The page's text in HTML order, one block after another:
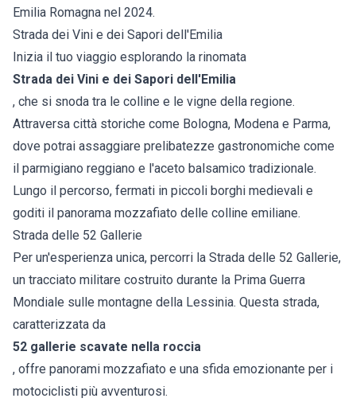
Emilia Romagna nel 2024.
Strada dei Vini e dei Sapori dell'Emilia
Inizia il tuo viaggio esplorando la rinomata
Strada dei Vini e dei Sapori dell'Emilia
, che si snoda tra le colline e le vigne della regione.
Attraversa città storiche come Bologna, Modena e Parma,
dove potrai assaggiare prelibatezze gastronomiche come
il parmigiano reggiano e l'aceto balsamico tradizionale.
Lungo il percorso, fermati in piccoli borghi medievali e
goditi il panorama mozzafiato delle colline emiliane.
Strada delle 52 Gallerie
Per un'esperienza unica, percorri la Strada delle 52 Gallerie,
un tracciato militare costruito durante la Prima Guerra
Mondiale sulle montagne della Lessinia. Questa strada,
caratterizzata da
52 gallerie scavate nella roccia
, offre panorami mozzafiato e una sfida emozionante per i
motociclisti più avventurosi.